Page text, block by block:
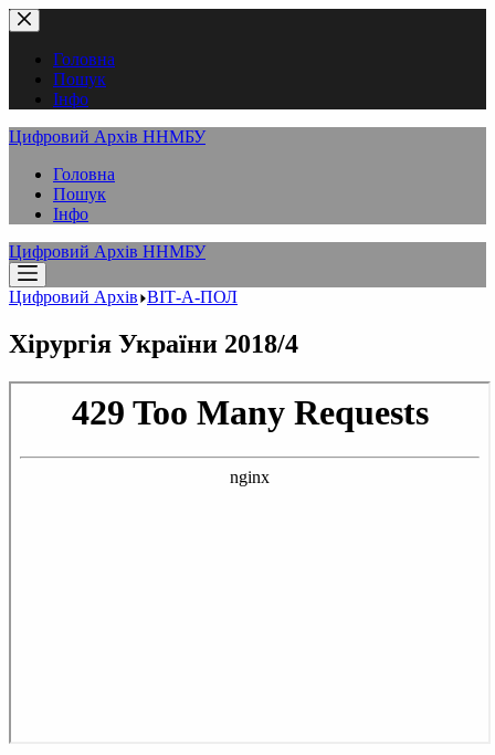
Перейти
до
вмістуГоловна
Пошук
Інфо
Цифровий Архів ННМБУ
Головна
Пошук
Інфо
Цифровий Архів ННМБУ
Цифровий Архів ВІТ-А-ПОЛ
Хірургія України 2018/4